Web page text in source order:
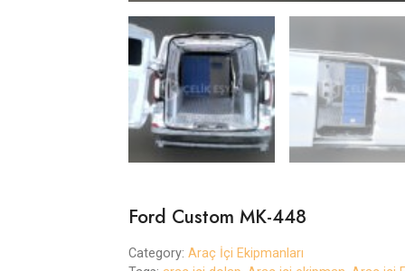
Ford Custom MK-448
Category: Araç İçi Ekipmanları